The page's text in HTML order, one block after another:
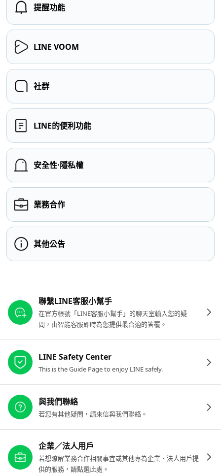
提醒功能
LINE VOOM
社群
LINE的便利功能
安全性⋅隱私權
業務合作
其他公告
聯繫LINE客服小幫手
在官方帳號「LINE客服小幫手」的聊天室輸入您的疑
問，由智能客服即時為您提供最合適的答覆。
LINE Safety Center
This is the Guide Page to enjoy LINE safely.
與我們聯絡
若您有其他疑問，請來信與我們聯絡。
企業／法人用戶
若想瞭解業務合作相關事宜或其他專為企業、法人用戶提
供的服務，請點選此處。